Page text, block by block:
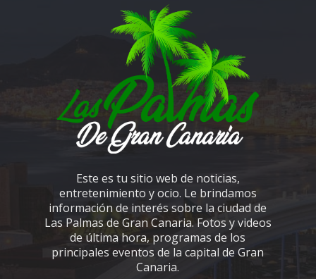
Este es tu sitio web de noticias,
entretenimiento y ocio. Le brindamos
información de interés sobre la ciudad de
Las Palmas de Gran Canaria. Fotos y videos
de última hora, programas de los
principales eventos de la capital de Gran
Canaria.